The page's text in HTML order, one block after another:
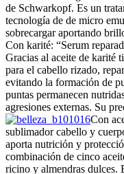
de Schwarkopf. Es un
tecnología de de micro
sobrecargar aportando
Con karité: “Serum
Gracias al aceite de karité
para el cabello rizado,
evitando la formación de
puntas permanecen
agresiones externas. Su
Con
sublimador cabello y
aporta nutrición y
combinación de cinco
ricino y almendras dulces.